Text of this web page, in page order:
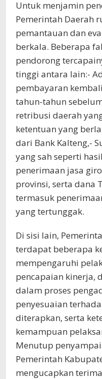
Untuk menjamin
Pemerintah Daerah
pemantauan dan
berkala. Beberapa
pendorong
tinggi antara lain:-
pembayaran
tahun-tahun
retribusi daerah
ketentuan yang
dari Bank Kalteng,-
yang sah seperti
penerimaan jasa
provinsi, serta dana
termasuk
yang tertunggak.
Di sisi lain,
terdapat beberapa
mempengaruhi
pencapaian kinerja,
dalam proses
penyesuaian
diterapkan, serta
kemampuan
Menutup
Pemerintah
mengucapkan